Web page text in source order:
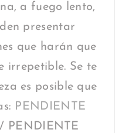
a fuego lento,
presentar
que harán que
irrepetible. Se te
es posible que
PENDIENTE
/ PENDIENTE